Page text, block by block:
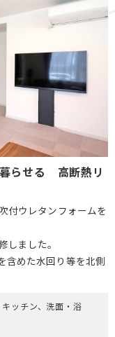
らせる 高断熱リ
付ウレタンフォームを
ました。
含めた水回り等を北側
ッチン、洗面・浴